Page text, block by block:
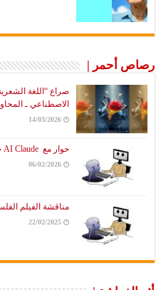
رصاص أحمر |
صراع “اللغة
الاصطناعي ـ
14/03/2026
حوار مع AI Claude حول التاريخ والحقيقة
06/02/2026
مناقشة الفيلم
22/02/2025